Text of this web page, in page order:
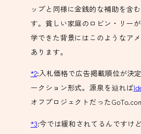
ップと同様に金銭的な補助を含
す。貧しい家庭のロビン・リー
学できた背景にはこのようなア
あります。
*2:入札価格で広告掲載順位が決
ークション形式。源泉を辿れば
オフプロジェクトだった
*3:今では緩和されてるんですけど